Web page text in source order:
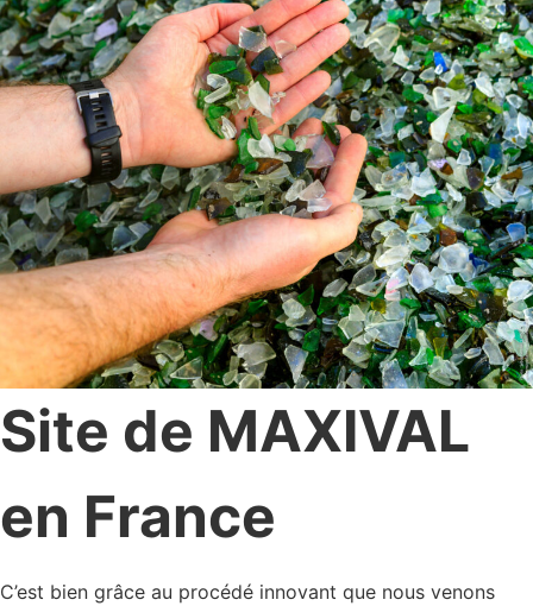
Site de MAXIVAL
en France
C’est bien grâce au procédé innovant que nous venons